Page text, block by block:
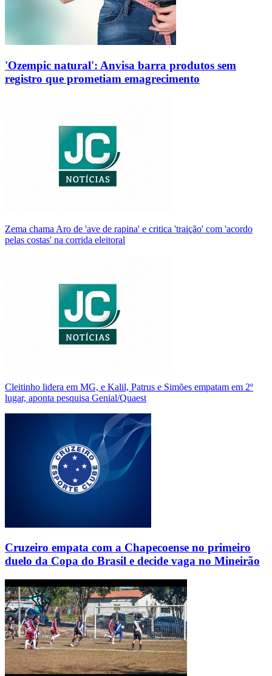
'Ozempic natural': Anvisa barra produtos sem
registro que prometiam emagrecimento
Zema chama Aro de 'ave de rapina' e critica 'traição' com 'acordo
pelas costas' na corrida eleitoral
Cleitinho lidera em MG, e Kalil, Patrus e Simões empatam em 2º
lugar, aponta pesquisa Genial/Quaest
Cruzeiro empata com a Chapecoense no primeiro
duelo da Copa do Brasil e decide vaga no Mineirão